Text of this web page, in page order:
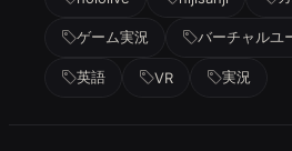
ゲーム実況 バーチャルユ
英語 VR 実況